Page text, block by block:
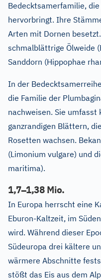
Bedecktsamerfamilie,
hervorbringt. Ihre
Arten mit Dornen
schmalblättrige Ölweide
Sanddorn (Hippophae
In der
die Familie der
nachweisen. Sie
ganzrandigen Blättern,
Rosetten wachsen.
(Limonium vulgare) und
maritima).
1,7–1,38 Mio.
In Europa herrscht eine
Eburon-Kaltzeit, im
wird. Während dieser
Südeuropa drei kältere
wärmere Abschnitte
stößt das Eis aus dem